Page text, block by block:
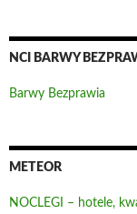
NCI BARWY
Barwy Bezprawia
METEOR
NOCLEGI – hotele,